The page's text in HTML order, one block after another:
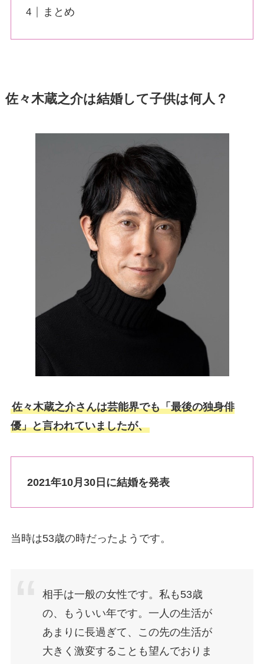
まとめ
佐々木蔵之介は結婚して子供は何人？
佐々木蔵之介さんは芸能界でも「最後の独身俳
優」と言われていましたが、
2021年10月30日に結婚を発表
当時は53歳の時だったようです。
相手は一般の女性です。私も53歳
の、もういい年です。一人の生活が
あまりに長過ぎて、この先の生活が
大きく激変することも望んでおりま